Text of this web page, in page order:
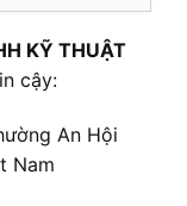
KỸ THUẬT
cậy:
An Hội
Nam